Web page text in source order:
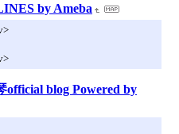
by Ameba
official blog Powered by